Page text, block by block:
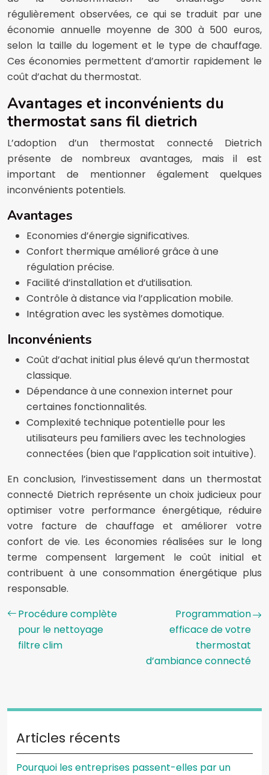
régulièrement observées, ce qui se traduit par une
économie annuelle moyenne de 300 à 500 euros,
selon la taille du logement et le type de chauffage.
Ces économies permettent d’amortir rapidement le
coût d’achat du thermostat.
Avantages et inconvénients du
thermostat sans fil dietrich
L’adoption d’un thermostat connecté Dietrich
présente de nombreux avantages, mais il est
important de mentionner également quelques
inconvénients potentiels.
Avantages
Economies d’énergie significatives.
Confort thermique amélioré grâce à une
régulation précise.
Facilité d’installation et d’utilisation.
Contrôle à distance via l’application mobile.
Intégration avec les systèmes domotique.
Inconvénients
Coût d’achat initial plus élevé qu’un thermostat
classique.
Dépendance à une connexion internet pour
certaines fonctionnalités.
Complexité technique potentielle pour les
utilisateurs peu familiers avec les technologies
connectées (bien que l’application soit intuitive).
En conclusion, l’investissement dans un thermostat
connecté Dietrich représente un choix judicieux pour
optimiser votre performance énergétique, réduire
votre facture de chauffage et améliorer votre
confort de vie. Les économies réalisées sur le long
terme compensent largement le coût initial et
contribuent à une consommation énergétique plus
responsable.
Procédure complète
pour le nettoyage
filtre clim
Programmation
efficace de votre
thermostat
d’ambiance connecté
Articles récents
Pourquoi les entreprises passent-elles par un